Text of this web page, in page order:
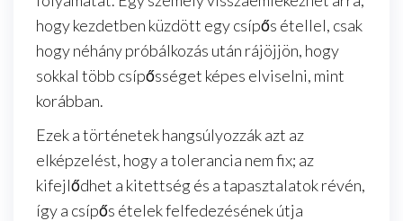
hogy kezdetben küzdött egy csípős étellel, csak
hogy néhány próbálkozás után rájöjjön, hogy
sokkal több csípősséget képes elviselni, mint
korábban.
Ezek a történetek hangsúlyozzák azt az
elképzelést, hogy a tolerancia nem fix; az
kifejlődhet a kitettség és a tapasztalatok révén,
így a csípős ételek felfedezésének útja